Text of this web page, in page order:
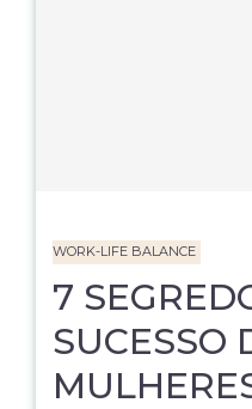
WORK-LIFE BALANCE
7
SUCESSO